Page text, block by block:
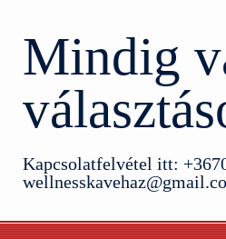
Mindig
Kapcsolatfelvétel itt: